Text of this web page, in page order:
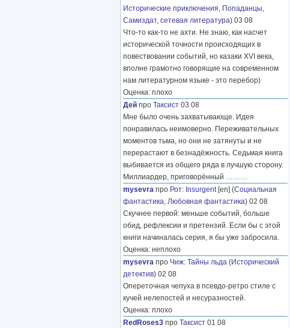
Исторические приключения, Попаданцы,
Самиздат, сетевая литература) 03 08
Что-то как-то не ахти. Не знаю, как насчет
исторической точности происходящих в
повествовании событий, но казаки XVI века,
вполне грамотно говорящие на современном
нам литературном языке - это перебор)
Оценка: плохо
Дей про Таксист 03 08
Мне было очень захватывающе. Идея
понравилась неимоверно. Переживательных
моментов тьма, но они не затянуты и не
перерастают в безнадёжность. Седьмая книга
выбивается из общего ряда в лучшую сторону.
Миллиардер, приговорённый ………
mysevra про Рот: Insurgent[en] (Социальная
фантастика, Любовная фантастика) 02 08
Скучнее первой: меньше событий, больше
обид, рефлексии и претензий. Если бы с этой
книги начиналась серия, я бы уже забросила.
Оценка: неплохо
mysevra про Чиж: Тайны льда (Исторический
детектив) 02 08
Опереточная чепуха в псевдо-ретро стиле с
кучей нелепостей и несуразностей.
Оценка: плохо
RedRoses3 про Таксист 01 08